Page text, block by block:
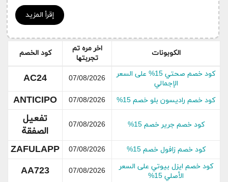
إقرأ المزيدأخر القسائم و أكواد خصم جونيور
استفد من خصم %15 على ملابس الأطفال باستعمال كود خصم
جونيور كوتور
خصم يصل إلى %50 على تشكيلة ما وصل حديثا
تخفيضات جونيور كوتور: استمتع بتخفيض %30 على ملابس
معلومات عن جونيور كوتور
الكوبونات
اخر مره تم
تجربتها
كود الخصم
كود خصم صحتي 15% على السعر
الإجمالي
07/08/2026
AC24
كود خصم راديسون بلو خصم 15% 07/08/2026
ANTICIPO
كود خصم جرير خصم 15% 07/08/2026
تفعيل
الصفقة
كود خصم زافول خصم 15% 07/08/2026
ZAFULAPP
كود خصم ايزل بيوتي على السعر
الأصلي 15%
07/08/2026
AA723